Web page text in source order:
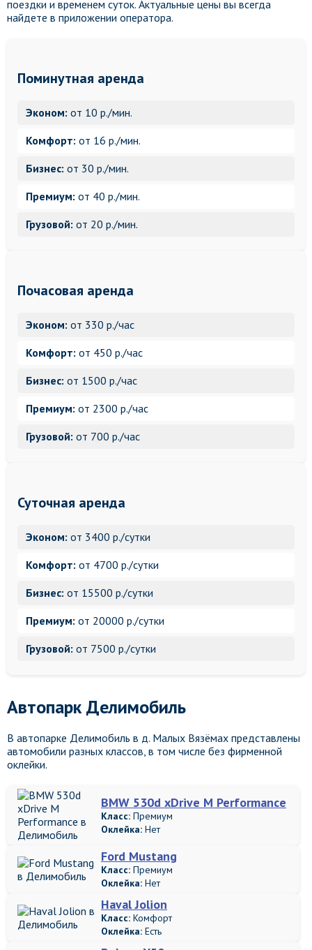
поездки и временем суток. Актуальные цены вы всегда
найдете в приложении оператора.
Поминутная аренда
Эконом: от 10 р./мин.
Комфорт: от 16 р./мин.
Бизнес: от 30 р./мин.
Премиум: от 40 р./мин.
Грузовой: от 20 р./мин.
Почасовая аренда
Эконом: от 330 р./час
Комфорт: от 450 р./час
Бизнес: от 1500 р./час
Премиум: от 2300 р./час
Грузовой: от 700 р./час
Суточная аренда
Эконом: от 3400 р./сутки
Комфорт: от 4700 р./сутки
Бизнес: от 15500 р./сутки
Премиум: от 20000 р./сутки
Грузовой: от 7500 р./сутки
Автопарк Делимобиль
В автопарке Делимобиль в д. Малых Вязёмах представлены
автомобили разных классов, в том числе без фирменной
оклейки.
BMW 530d xDrive M Performance
Класс: Премиум
Оклейка: Нет
Ford Mustang
Класс: Премиум
Оклейка: Нет
Haval Jolion
Класс: Комфорт
Оклейка: Есть